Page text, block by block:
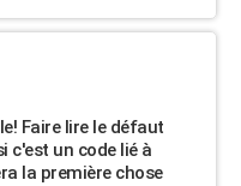
Faire lire le défaut
c'est un code lié à
la première chose